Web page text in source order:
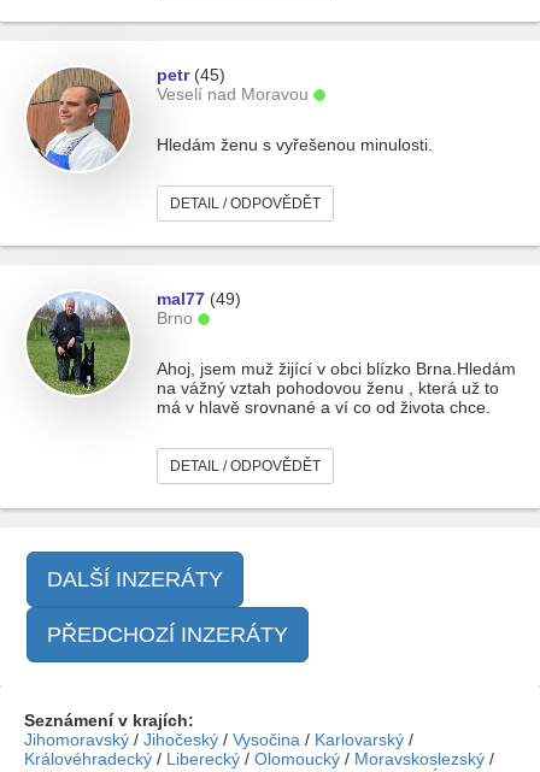
petr(45)
Veselí nad Moravou
Hledám ženu s vyřešenou minulosti.
DETAIL / ODPOVĚDĚT
mal77 (49)
Brno
Ahoj, jsem muž žijící v obci blízko Brna.Hledám
na vážný vztah pohodovou ženu , která už to
má v hlavě srovnané a ví co od života chce.
DETAIL / ODPOVĚDĚT
DALŠÍ INZERÁTY
PŘEDCHOZÍ INZERÁTY
Seznámení v krajích:
Jihomoravský / Jihočeský / Vysočina / Karlovarský /
Královéhradecký / Liberecký / Olomoucký / Moravskoslezský /